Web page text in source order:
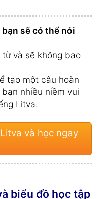
sẽ có thể nói
và sẽ không bao
tạo một câu hoàn
nhiều niềm vui
Litva.
và học ngay
biểu đồ học tập